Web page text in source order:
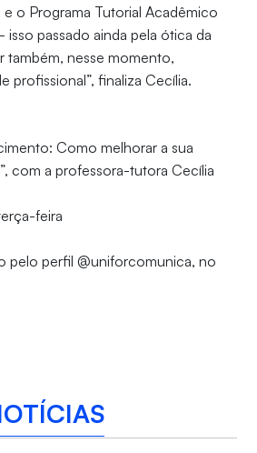
e o Programa Tutorial Acadêmico
passado ainda pela ótica da
também, nesse momento,
profissional”, finaliza Cecília.
Como melhorar a sua
com a professora-tutora Cecília
feira
pelo perfil @uniforcomunica, no